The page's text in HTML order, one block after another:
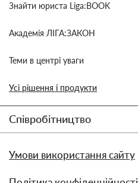
Знайти юриста Liga:BOOK
Академія ЛІГА:ЗАКОН
Теми в центрі уваги
Усі рішення і продукти
Співробітництво
Умови використання сайту